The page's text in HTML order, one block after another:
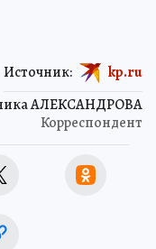
АЛЕКСАНДРОВА
Корреспондент
Источник: kp.ru